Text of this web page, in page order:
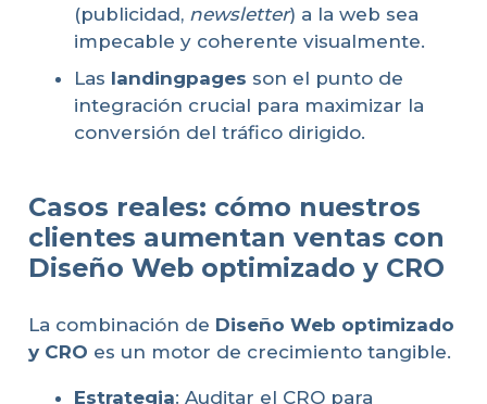
(publicidad, newsletter) a la web sea
impecable y coherente visualmente.
Las landingpages son el punto de
integración crucial para maximizar la
conversión del tráfico dirigido.
Casos reales: cómo nuestros
clientes aumentan ventas con
Diseño Web optimizado y CRO
La combinación de Diseño Web optimizado
y CRO es un motor de crecimiento tangible.
Estrategia: Auditar el CRO para